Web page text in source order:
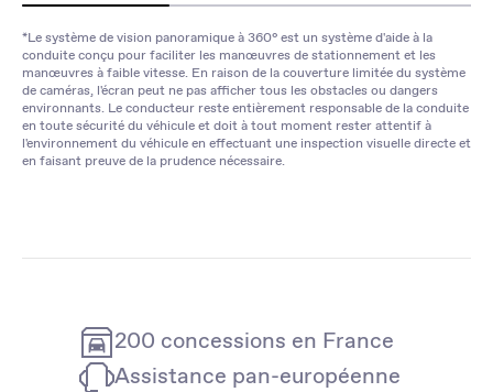
*Le système de vision panoramique à 360° est un système d'aide à la
conduite conçu pour faciliter les manœuvres de stationnement et les
manœuvres à faible vitesse. En raison de la couverture limitée du système
de caméras, l'écran peut ne pas afficher tous les obstacles ou dangers
environnants. Le conducteur reste entièrement responsable de la conduite
en toute sécurité du véhicule et doit à tout moment rester attentif à
l'environnement du véhicule en effectuant une inspection visuelle directe et
en faisant preuve de la prudence nécessaire.
200 concessions en France
Assistance pan-européenne